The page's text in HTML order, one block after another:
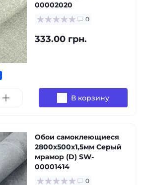
00002020
0
333.00 грн.
В корзину
Обои самоклеющиеся
2800х500х1,5мм Серый
мрамор (D) SW-
00001414
0